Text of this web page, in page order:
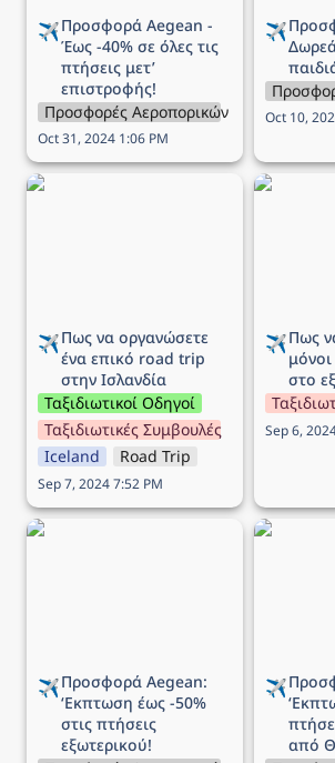
✈️
Έως -40% σε όλες τις
πτήσεις μετ’
επιστροφής!
Προσφορές Αεροπορικών Εταιρειών
Oct 31, 2024 1:06 PM
✈️
Oct 10,
Πως να οργανώσετε ένα
✈️Πως να οργανώσετε
ένα επικό road trip
στην Ισλανδία
Ταξιδιωτικοί Οδηγοί
Ταξιδιωτικές Συμβουλές
Iceland
Road Trip
Sep 7, 2024 7:52 PM
Πως να
✈️Πως
στο
Sep 6,
Προσφορά Aegean:
✈️Προσφορά Aegean:
‘Εκπτωση έως -50%
στις πτήσεις
εξωτερικού!
✈️
από